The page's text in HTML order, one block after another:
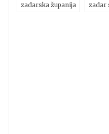
zadarska županija zadar